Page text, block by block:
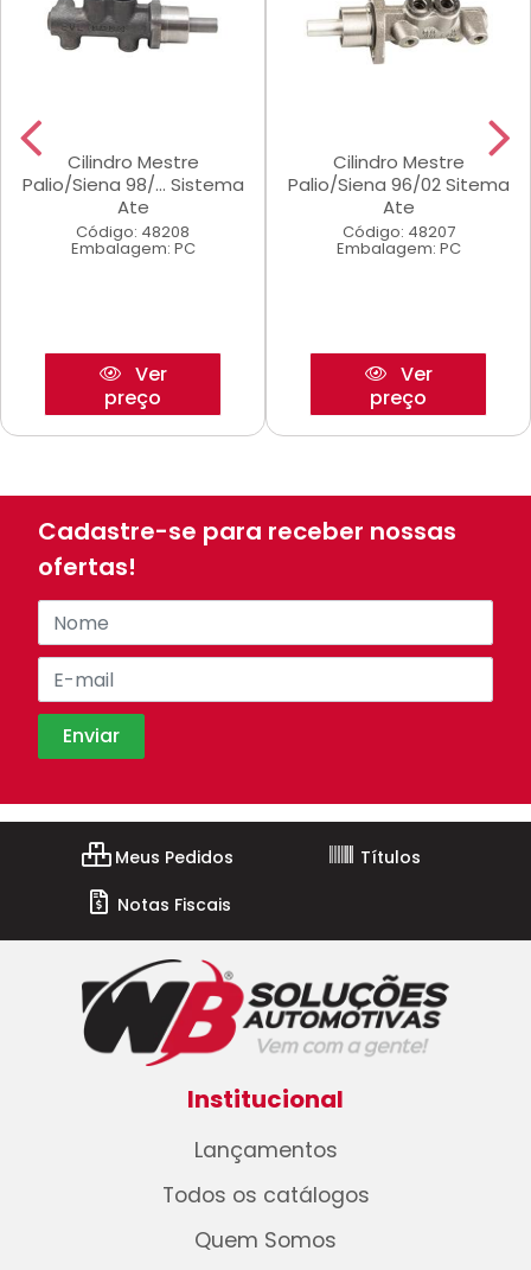
Cilindro Mestre
Palio/Siena 98/... Sistema
Ate
Código: 48208
Embalagem: PC
Ver
preço
Cilindro Mestre
Palio/Siena 96/02 Sitema
Ate
Código: 48207
Embalagem: PC
Ver
preço
Cadastre-se para receber nossas
ofertas!
Meus Pedidos
Títulos
Notas Fiscais
Institucional
Lançamentos
Todos os catálogos
Quem Somos